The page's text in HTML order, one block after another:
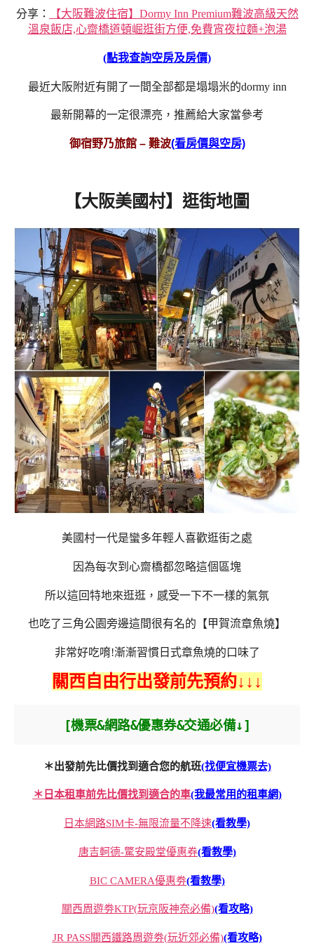
分享：
【大阪難波住宿】Dormy Inn Premium難波高級天然
溫泉飯店,心齋橋道頓崛逛街方便,免費宵夜拉麵+泡湯
(點我查詢空房及房價)
最近大阪附近有開了一間全部都是塌塌米的dormy inn
最新開幕的一定很漂亮，推薦給大家當參考
御宿野乃旅館 – 難波(看房價與空房)
【大阪美國村】逛街地圖
美國村一代是蠻多年輕人喜歡逛街之處
因為每次到心齋橋都忽略這個區塊
所以這回特地來逛逛，感受一下不一樣的氣氛
也吃了三角公園旁邊這間很有名的【甲賀流章魚燒】
非常好吃唷!漸漸習慣日式章魚燒的口味了
關西自由行出發前先預約↓↓↓
[機票&網路&優惠券&交通必備↓]
＊出發前先比價找到適合您的航班(找便宜機票去)
＊日本租車前先比價找到適合的車(我最常用的租車網)
日本網路SIM卡-無限流量不降速(看教學)
唐吉軻德-驚安殿堂優惠券(看教學)
BIC CAMERA優惠劵(看教學)
關西周遊劵KTP(玩京阪神奈必備)(看攻略)
JR PASS關西鐵路周遊劵(玩近郊必備)(看攻略)